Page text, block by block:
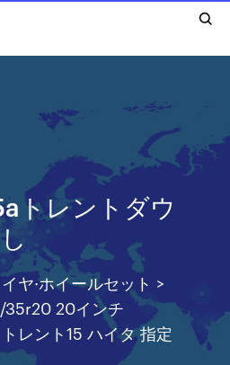
トレントダウ
ヤ·ホイールセット >
35r20 20インチ
レント15 ハイタ 指定